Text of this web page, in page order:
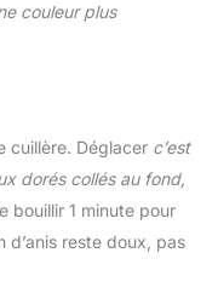
couleur plus
cuillère. Déglacer c’est
dorés collés au fond,
bouillir 1 minute pour
d’anis reste doux, pas